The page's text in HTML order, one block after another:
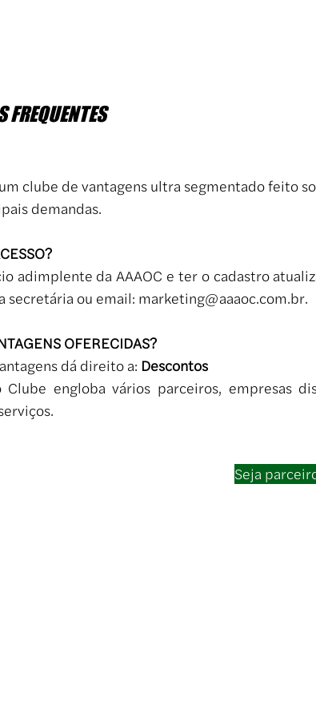
FREQUENTES
clube de vantagens ultra segmentado feito
demandas.
adimplente da AAAOC e ter o cadastro
secretária ou email: marketing@aaaoc.com.br.
OFERECIDAS?
dá direito a: Descontos
Clube engloba vários parceiros, empresas
Seja